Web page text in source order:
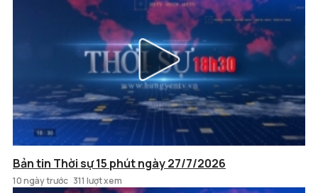
Bản tin Thời sự 15 phút ngày 27/7/2026
10 ngày trước 311 lượt xem